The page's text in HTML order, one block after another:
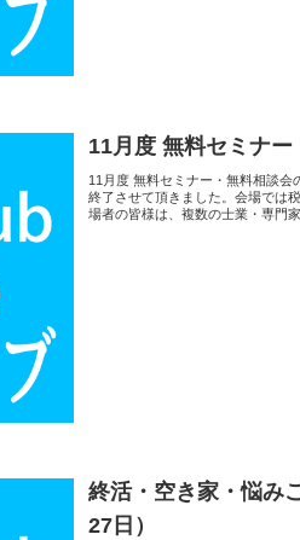
11月度 無料セミナ
11月度 無料セミナー・無料相談
終了させて頂きました。会場では
場者の皆様は、複数の士業・専門
終活・空き家・悩
27日）